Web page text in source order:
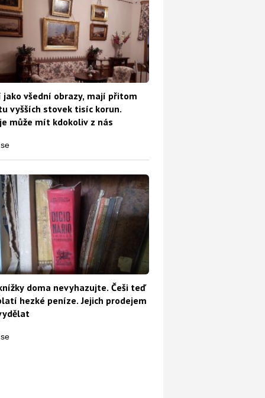
Jak se tomu vyhnout?
jako všední obrazy, mají přitom
vyšších stovek tisíc korun.
může mít kdokoliv z nás
doma nevyhazujte. Češi teď
hezké peníze. Jejich prodejem